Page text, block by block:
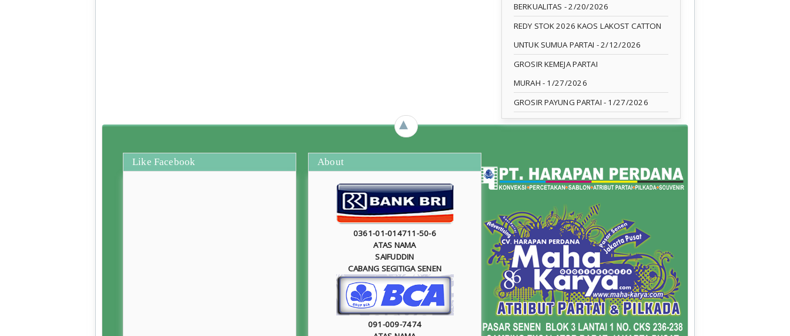
BERKUALITAS - 2/20/2026
REDY STOK 2026 KAOS LAKOST CATTON
UNTUK SUMUA PARTAI - 2/12/2026
GROSIR KEMEJA PARTAI
MURAH - 1/27/2026
GROSIR PAYUNG PARTAI - 1/27/2026
►
Like Facebook About
0361-01-014711-50-6
ATAS NAMA
SAIFUDDIN
CABANG SEGITIGA SENEN
091-009-7474